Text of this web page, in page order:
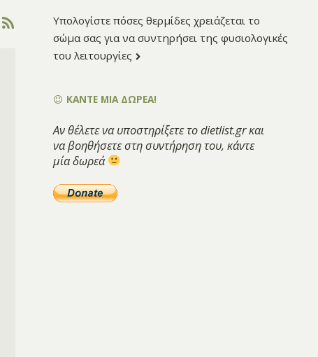
Υπολογίστε πόσες θερμίδες χρειάζεται το
σώμα σας για να συντηρήσει της φυσιολογικές
του λειτουργίες
ΚΑΝΤΕ ΜΙΑ ΔΩΡΕΑ!
Αν θέλετε να υποστηρίξετε το dietlist.gr και
να βοηθήσετε στη συντήρηση του, κάντε
μία δωρεά